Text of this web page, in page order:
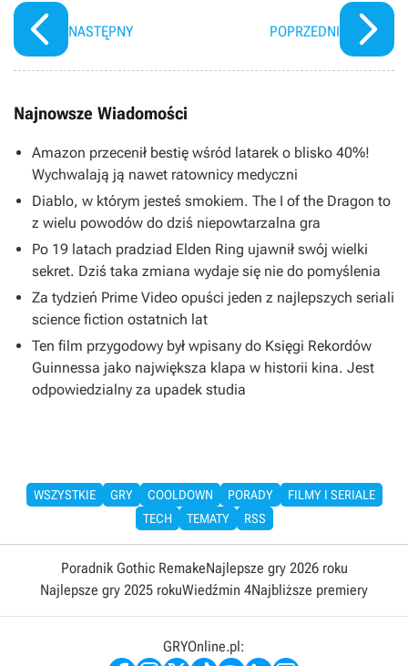
NASTĘPNY POPRZEDNI
Najnowsze Wiadomości
Amazon przecenił bestię wśród latarek o blisko 40%!
Wychwalają ją nawet ratownicy medyczni
Diablo, w którym jesteś smokiem. The I of the Dragon to
z wielu powodów do dziś niepowtarzalna gra
Po 19 latach pradziad Elden Ring ujawnił swój wielki
sekret. Dziś taka zmiana wydaje się nie do pomyślenia
Za tydzień Prime Video opuści jeden z najlepszych seriali
science fiction ostatnich lat
Ten film przygodowy był wpisany do Księgi Rekordów
Guinnessa jako największa klapa w historii kina. Jest
odpowiedzialny za upadek studia
WSZYSTKIE GRY COOLDOWN PORADY
FILMY I SERIALE
TECH
TEMATY RSS
Poradnik Gothic RemakeNajlepsze gry 2026 roku
Najlepsze gry 2025 rokuWiedźmin 4Najbliższe premiery
GRYOnline.pl: